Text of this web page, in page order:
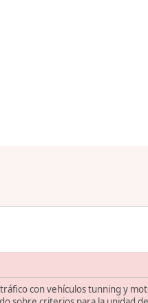
con vehículos tunning y